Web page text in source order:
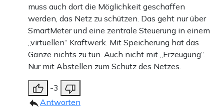
muss auch dort die Möglichkeit geschaffen
werden, das Netz zu schützen. Das geht nur über
SmartMeter und eine zentrale Steuerung in einem
„virtuellen“ Kraftwerk. Mit Speicherung hat das
Ganze nichts zu tun. Auch nicht mit „Erzeugung“.
Nur mit Abstellen zum Schutz des Netzes.
-3
Antworten